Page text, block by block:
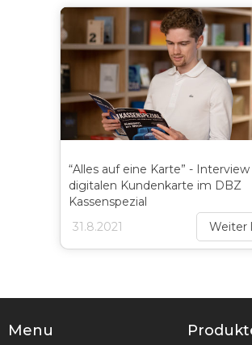
“Alles auf eine Karte” -
digitalen Kundenkarte im DBZ
Kassenspezial
31.8.2021
Weiter
Menu